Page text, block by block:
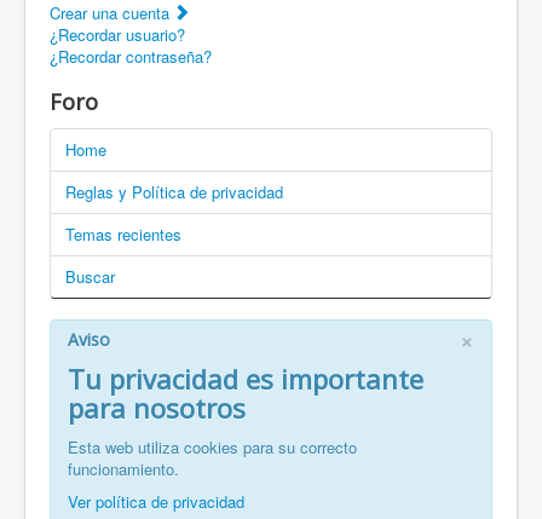
Enlaces
EN: Welcome to ZaragozaRoller!
EN: How to become a member?
DE: Willkommen zu ZaragozaRoller!
PT: Bem vindo a ZaragozaRoller!
CAT: Benvingut a ZaragozaRoller!
GAL: Benvido a ZaragozaRoller!
FR: Bienvenu à ZaragozaRoller!
ZH: 欢迎来到萨拉戈萨轮滑协会！
Crear una cuenta
¿Recordar usuario?
¿Recordar contraseña?
Foro
Home
Reglas y Política de privacidad
Temas recientes
Buscar
×
Aviso
Tu privacidad es importante
para nosotros
Esta web utiliza cookies para su correcto
funcionamiento.
Ver política de privacidad